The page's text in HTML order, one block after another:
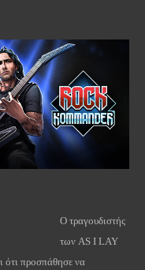
Ο τραγουδιστής
των AS I LAY
ότι προσπάθησε να